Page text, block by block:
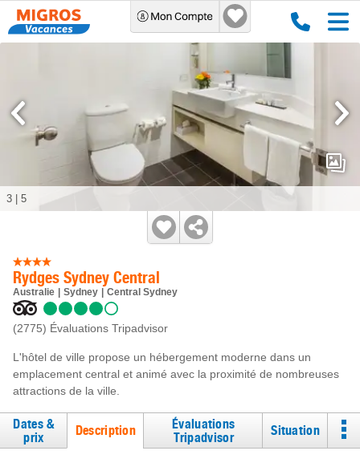
Rydges Sydney Central
Australie Sydney Central Sydney
(2775) Évaluations Tripadvisor
L'hôtel de ville propose un hébergement moderne dans un
emplacement central et animé avec la proximité de nombreuses
attractions de la ville.
3 5
Dates &
prix
Description
Évaluations
Tripadvisor
Situation